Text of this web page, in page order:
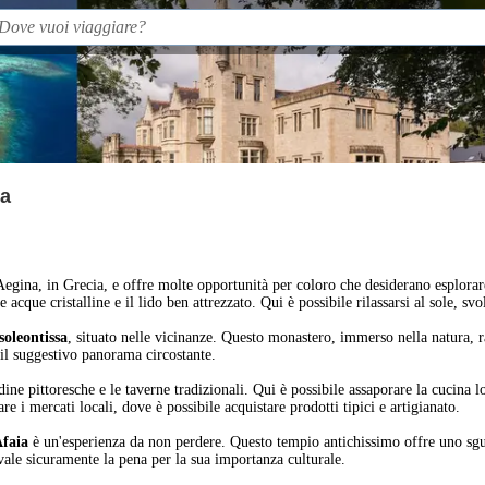
in Grecia, e offre molte opportunità per coloro che desiderano
acque cristalline e il lido ben attrezzato. Qui è possibile rilassarsi al sole,
, situato nelle vicinanze. Questo monastero, immerso nella
panorama circostante.
pittoresche e le taverne tradizionali. Qui è possibile assaporare la cucina
i mercati locali, dove è possibile acquistare prodotti tipici e artigianato.
è un'esperienza da non perdere. Questo tempio antichissimo offre uno
sicuramente la pena per la sua importanza culturale.